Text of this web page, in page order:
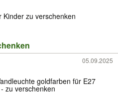
Kinder zu verschenken
05.09.2025
goldfarben für E27
zu verschenken